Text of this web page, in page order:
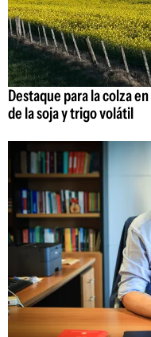
Destaque para la colza
de la soja y trigo volátil